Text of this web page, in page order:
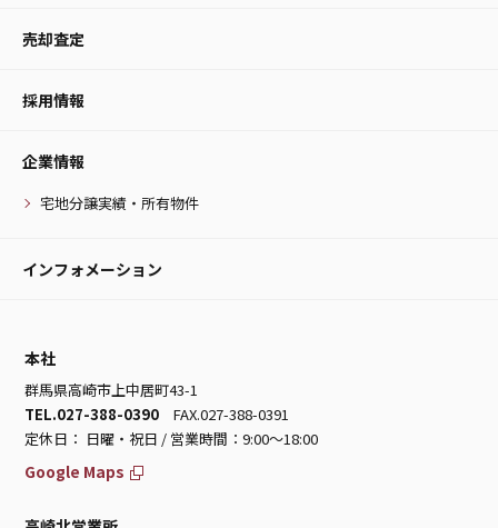
売却査定
採用情報
企業情報
宅地分譲実績・所有物件
インフォメーション
本社
群馬県高崎市上中居町43-1
TEL.027-388-0390 FAX.027-388-0391
定休日： 日曜・祝日 / 営業時間：9:00～18:00
Google Maps